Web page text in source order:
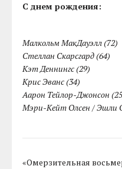
С днем рождения:
Малкольм МакДауэлл (72)
Стеллан Скарсгард (64)
Кэт Деннингс (29)
Крис Эванс (34)
Аарон Тейлор-Джонсон
Мэри-Кейт Олсен / Эшли
«Омерзительная